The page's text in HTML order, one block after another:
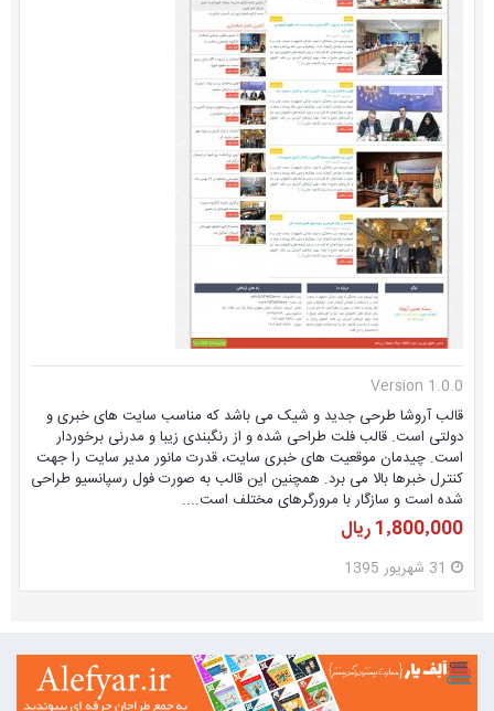
Version 1.0.0
قالب آروشا طرحی جدید و شیک می باشد که مناسب سایت های خبری و
دولتی است. قالب فلت طراحی شده و از رنگبندی زیبا و مدرنی برخوردار
است. چیدمان موقعیت های خبری سایت، قدرت مانور مدیر سایت را جهت
کنترل خبرها بالا می برد. همچنین این قالب به صورت فول رسپانسیو طراحی
شده است و سازگار با مرورگرهای مختلف است....
1٬800٬000 ریال
31 شهریور 1395